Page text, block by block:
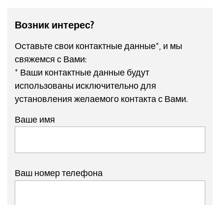
Возник интерес?
Оставьте свои контактные данные*, и мы
свяжемся с Вами:
* Ваши контактные данные будут
использованы исключительно для
установления желаемого контакта с Вами.
Ваше имя
Ваш номер телефона